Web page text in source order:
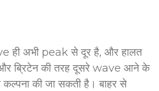
ही अभी peak से दूर है, और हालत
ब्रिटेन की तरह दूसरे wave आने के
कल्पना की जा सकती है। बाहर से